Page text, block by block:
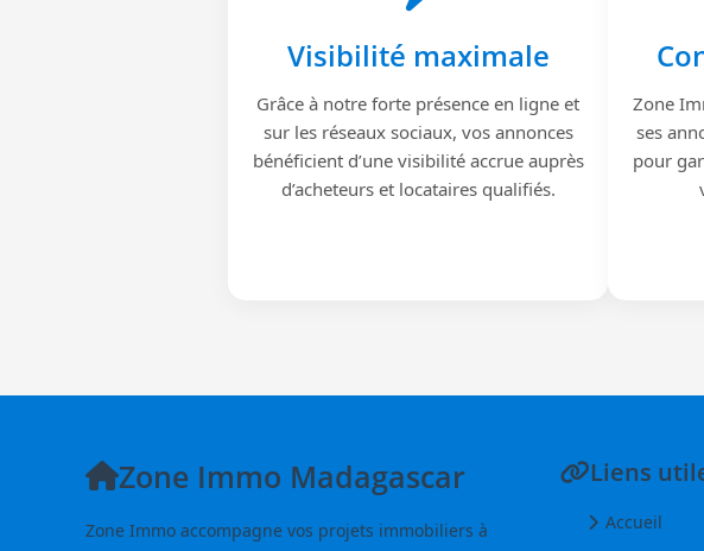
Visibilité maximale
Grâce à notre forte présence en ligne et
sur les réseaux sociaux, vos annonces
bénéficient d’une visibilité accrue auprès
d’acheteurs et locataires qualifiés.
Zone
ses
pour
Zone Immo Madagascar
Zone Immo accompagne vos projets immobiliers à
Liens
Accueil